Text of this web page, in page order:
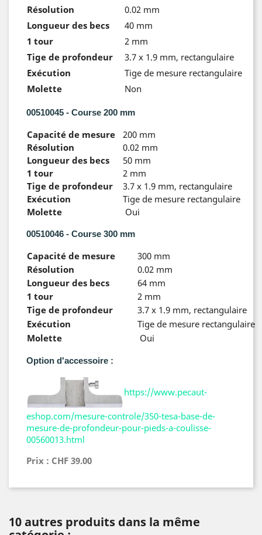
Résolution
0.02 mm
Longueur des becs
40 mm
1 tour
2 mm
Tige de profondeur
3.7 x 1.9 mm, rectangulaire
Exécution
Tige de mesure rectangulaire
Molette
Non
00510045 - Course 200 mm
Capacité de mesure
200 mm
Résolution
0.02 mm
Longueur des becs
50 mm
1 tour
2 mm
Tige de profondeur
3.7 x 1.9 mm, rectangulaire
Exécution
Tige de mesure rectangulaire
Molette
Oui
00510046 - Course 300 mm
Capacité de mesure
300 mm
Résolution
0.02 mm
Longueur des becs
64 mm
1 tour
2 mm
Tige de profondeur
3.7 x 1.9 mm, rectangulaire
Exécution
Tige de mesure rectangulaire
Molette
Oui
Option d'accessoire :
https://www.pecaut-
eshop.com/mesure-controle/350-tesa-base-de-
mesure-de-profondeur-pour-pieds-a-coulisse-
00560013.html
Prix : CHF 39.00
10 autres produits dans la même